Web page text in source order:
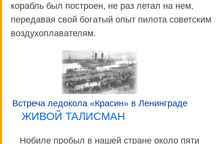
корабль был построен, не раз летал на нем,
передавая свой богатый опыт пилота советским
воздухоплавателям.
Встреча ледокола «Красин» в Ленинграде
ЖИВОЙ ТАЛИСМАН
Нобиле пробыл в нашей стране около пяти